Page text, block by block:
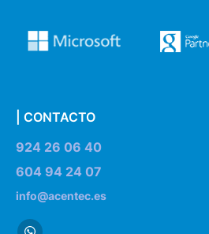
| CONTACTO
924 26 06 40
604 94 24 07
info@acentec.es